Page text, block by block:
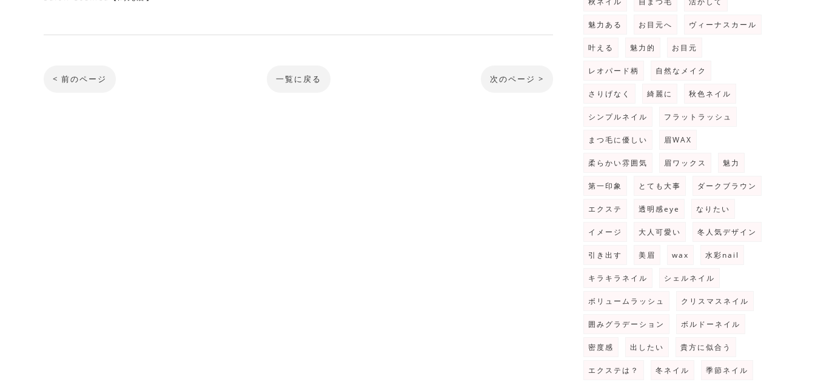
< 前のページ 一覧に戻る 次のページ >
魅力ある お目元へ ヴィーナスカール
叶える 魅力的 お目元
レオパード柄 自然なメイク
さりげなく 綺麗に 秋色ネイル
シンプルネイル フラットラッシュ
まつ毛に優しい 眉WAX
柔らかい雰囲気 眉ワックス 魅力
第一印象 とても大事 ダークブラウン
エクステ 透明感eye なりたい
イメージ 大人可愛い 冬人気デザイン
引き出す 美眉 wax 水彩nail
キラキラネイル シェルネイル
ボリュームラッシュ クリスマスネイル
囲みグラデーション ボルドーネイル
密度感 出したい 貴方に似合う
エクステは？ 冬ネイル 季節ネイル